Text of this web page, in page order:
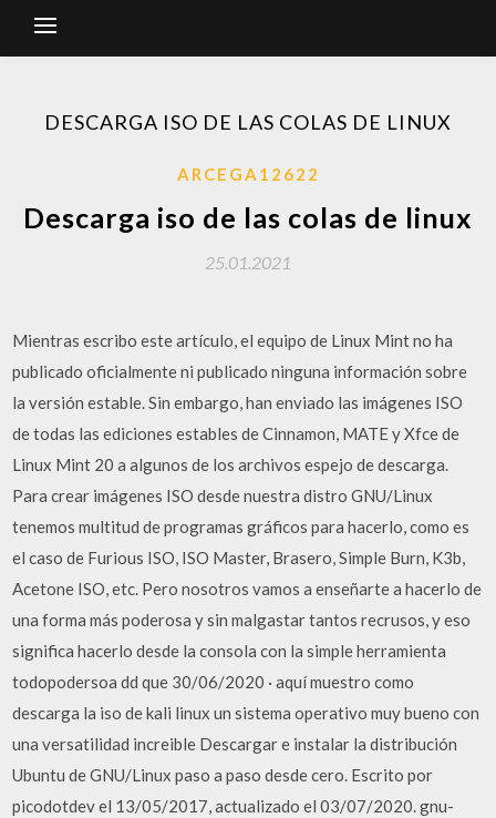
DESCARGA ISO DE LAS COLAS DE LINUX
ARCEGA12622
Descarga iso de las colas de linux
25.01.2021
Mientras escribo este artículo, el equipo de Linux Mint no ha
publicado oficialmente ni publicado ninguna información sobre
la versión estable. Sin embargo, han enviado las imágenes ISO
de todas las ediciones estables de Cinnamon, MATE y Xfce de
Linux Mint 20 a algunos de los archivos espejo de descarga.
Para crear imágenes ISO desde nuestra distro GNU/Linux
tenemos multitud de programas gráficos para hacerlo, como es
el caso de Furious ISO, ISO Master, Brasero, Simple Burn, K3b,
Acetone ISO, etc. Pero nosotros vamos a enseñarte a hacerlo de
una forma más poderosa y sin malgastar tantos recrusos, y eso
significa hacerlo desde la consola con la simple herramienta
todopodersoa dd que 30/06/2020 · aquí muestro como
descarga la iso de kali linux un sistema operativo muy bueno con
una versatilidad increible Descargar e instalar la distribución
Ubuntu de GNU/Linux paso a paso desde cero. Escrito por
picodotdev el 13/05/2017, actualizado el 03/07/2020. gnu-